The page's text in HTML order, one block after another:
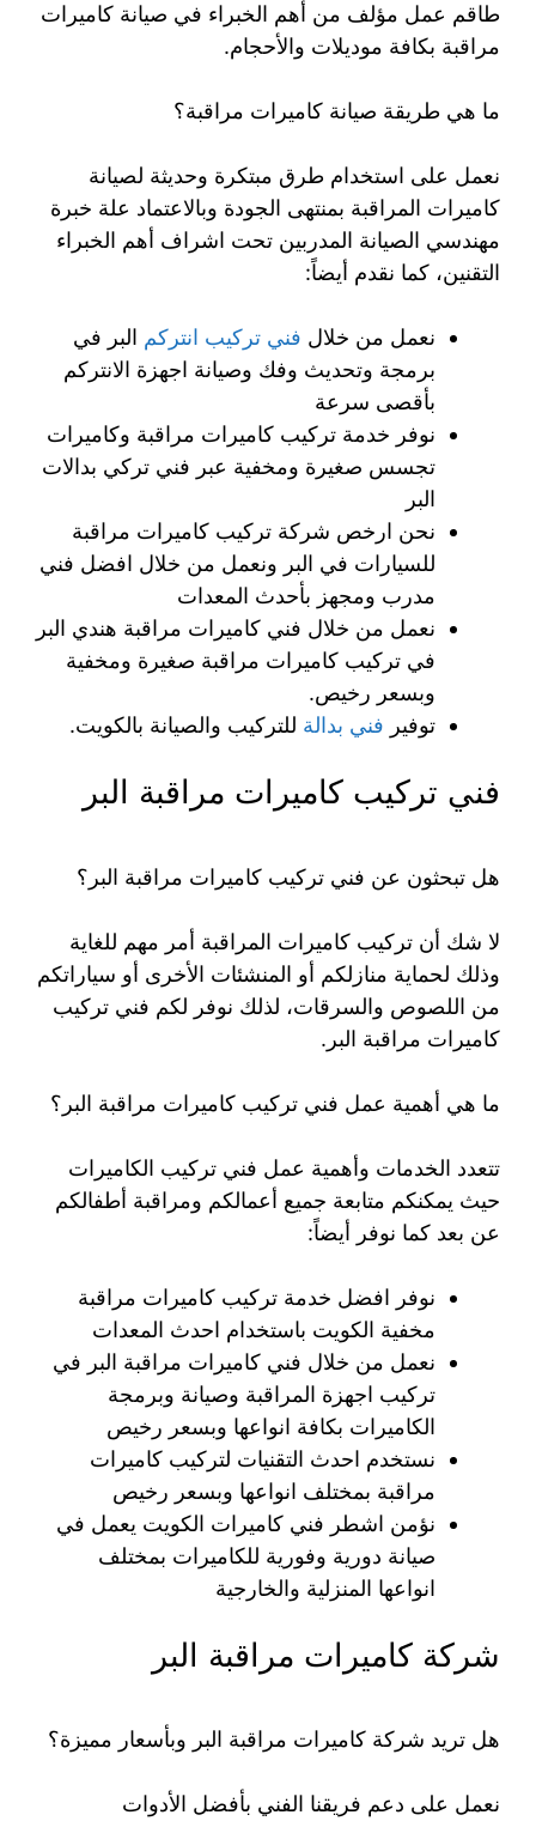
طاقم عمل مؤلف من أهم الخبراء في صيانة كاميرات
مراقبة بكافة موديلات والأحجام.
ما هي طريقة صيانة كاميرات مراقبة؟
نعمل على استخدام طرق مبتكرة وحديثة لصيانة
كاميرات المراقبة بمنتهى الجودة وبالاعتماد علة خبرة
مهندسي الصيانة المدربين تحت اشراف أهم الخبراء
التقنين، كما نقدم أيضاً:
نعمل من خلال فني تركيب انتركم البر في
برمجة وتحديث وفك وصيانة اجهزة الانتركم
بأقصى سرعة
نوفر خدمة تركيب كاميرات مراقبة وكاميرات
تجسس صغيرة ومخفية عبر فني تركي بدالات
البر
نحن ارخص شركة تركيب كاميرات مراقبة
للسيارات في البر ونعمل من خلال افضل فني
مدرب ومجهز بأحدث المعدات
نعمل من خلال فني كاميرات مراقبة هندي البر
في تركيب كاميرات مراقبة صغيرة ومخفية
وبسعر رخيص.
توفير فني بدالة للتركيب والصيانة بالكويت.
فني تركيب كاميرات مراقبة البر
هل تبحثون عن فني تركيب كاميرات مراقبة البر؟
لا شك أن تركيب كاميرات المراقبة أمر مهم للغاية
وذلك لحماية منازلكم أو المنشئات الأخرى أو سياراتكم
من اللصوص والسرقات، لذلك نوفر لكم فني تركيب
كاميرات مراقبة البر.
ما هي أهمية عمل فني تركيب كاميرات مراقبة البر؟
تتعدد الخدمات وأهمية عمل فني تركيب الكاميرات
حيث يمكنكم متابعة جميع أعمالكم ومراقبة أطفالكم
عن بعد كما نوفر أيضاً:
نوفر افضل خدمة تركيب كاميرات مراقبة
مخفية الكويت باستخدام احدث المعدات
نعمل من خلال فني كاميرات مراقبة البر في
تركيب اجهزة المراقبة وصيانة وبرمجة
الكاميرات بكافة انواعها وبسعر رخيص
نستخدم احدث التقنيات لتركيب كاميرات
مراقبة بمختلف انواعها وبسعر رخيص
نؤمن اشطر فني كاميرات الكويت يعمل في
صيانة دورية وفورية للكاميرات بمختلف
انواعها المنزلية والخارجية
شركة كاميرات مراقبة البر
هل تريد شركة كاميرات مراقبة البر وبأسعار مميزة؟
نعمل على دعم فريقنا الفني بأفضل الأدوات